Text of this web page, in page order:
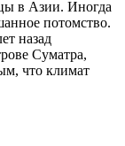
в Азии. Иногда
потомство.
назад
Суматра,
что климат